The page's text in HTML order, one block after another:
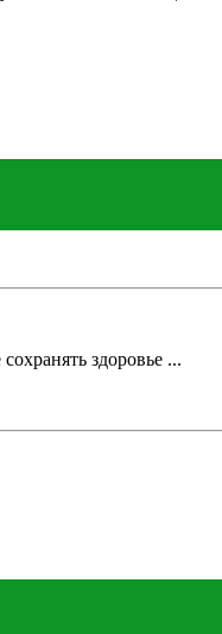
здоровье ...